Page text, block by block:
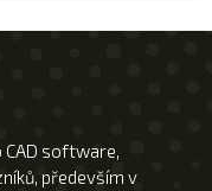
CAD software,
především v